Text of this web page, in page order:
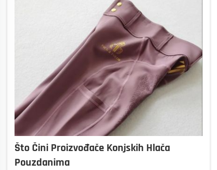
Što Čini Proizvođače Konjskih Hlača
Pouzdanima